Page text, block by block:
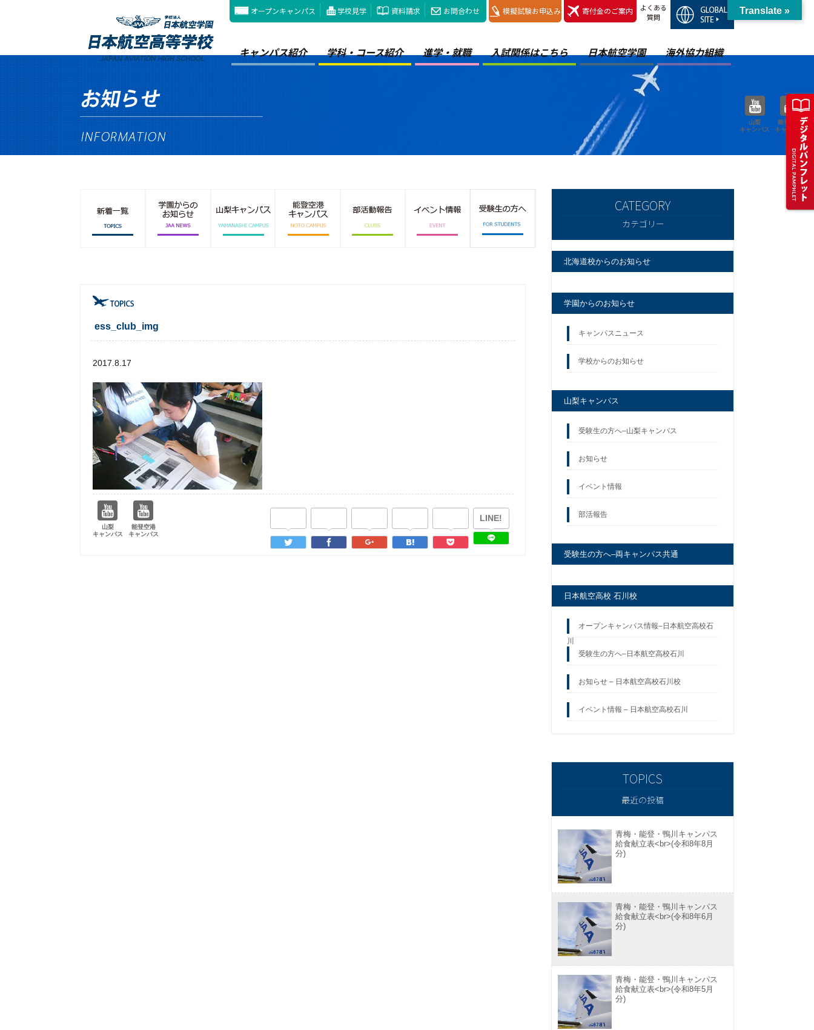
オープンキャンパス 学校見学 資料請求 お問合わせ 模擬試験お申込み 寄付金のご案内
よくある
質問
キャンパス紹介 学科・コース紹介 進学・就職 入試関係はこちら 日本航空学園 海外協力組織
山梨
キャンパス
能登空港
キャンパス
ess_club_img
2017.8.17
LINE!
山梨
キャンパス
能登空港
キャンパス
カテゴリー
北海道校からのお知らせ
学園からのお知らせ
キャンパスニュース
学校からのお知らせ
山梨キャンパス
受験生の方へ–山梨キャンパス
お知らせ
イベント情報
部活報告
受験生の方へ–両キャンパス共通
日本航空高校 石川校
オープンキャンパス情報–日本航空高校石
川
受験生の方へ–日本航空高校石川
お知らせ – 日本航空高校石川校
イベント情報 – 日本航空高校石川
最近の投稿
青梅・能登・鴨川キャンパス
給食献立表<br>(令和8年8月
分)
青梅・能登・鴨川キャンパス
給食献立表<br>(令和8年6月
分)
青梅・能登・鴨川キャンパス
給食献立表<br>(令和8年5月
分)
Translate »